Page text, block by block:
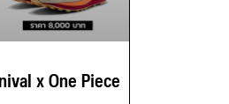
x One Piece